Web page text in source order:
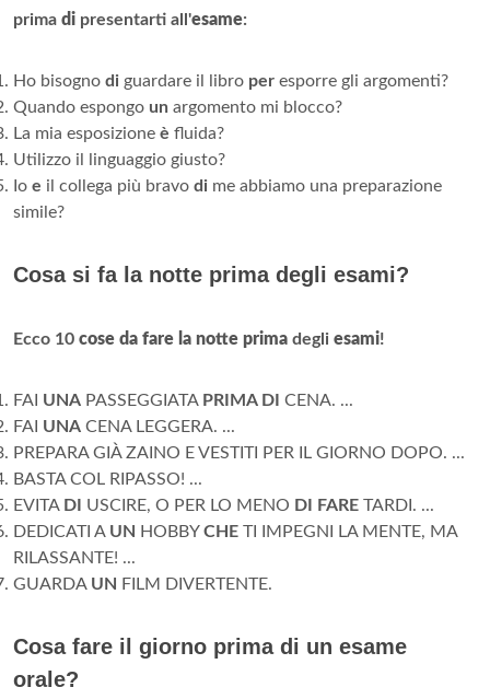
prima di presentarti all'esame:
Ho bisogno di guardare il libro per esporre gli argomenti?
Quando espongo un argomento mi blocco?
La mia esposizione è fluida?
Utilizzo il linguaggio giusto?
Io e il collega più bravo di me abbiamo una preparazione
simile?
Cosa si fa la notte prima degli esami?
Ecco 10 cose da fare la notte prima degli esami!
FAI UNA PASSEGGIATA PRIMA DI CENA. ...
FAI UNA CENA LEGGERA. ...
PREPARA GIÀ ZAINO E VESTITI PER IL GIORNO DOPO. ...
BASTA COL RIPASSO! ...
EVITA DI USCIRE, O PER LO MENO DI FARE TARDI. ...
DEDICATI A UN HOBBYCHE TI IMPEGNI LA MENTE, MA
RILASSANTE! ...
GUARDA UN FILM DIVERTENTE.
Cosa fare il giorno prima di un esame
orale?